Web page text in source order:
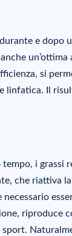
e dopo
si
linfatica. Il
i grassi
che riattiva
riproduce